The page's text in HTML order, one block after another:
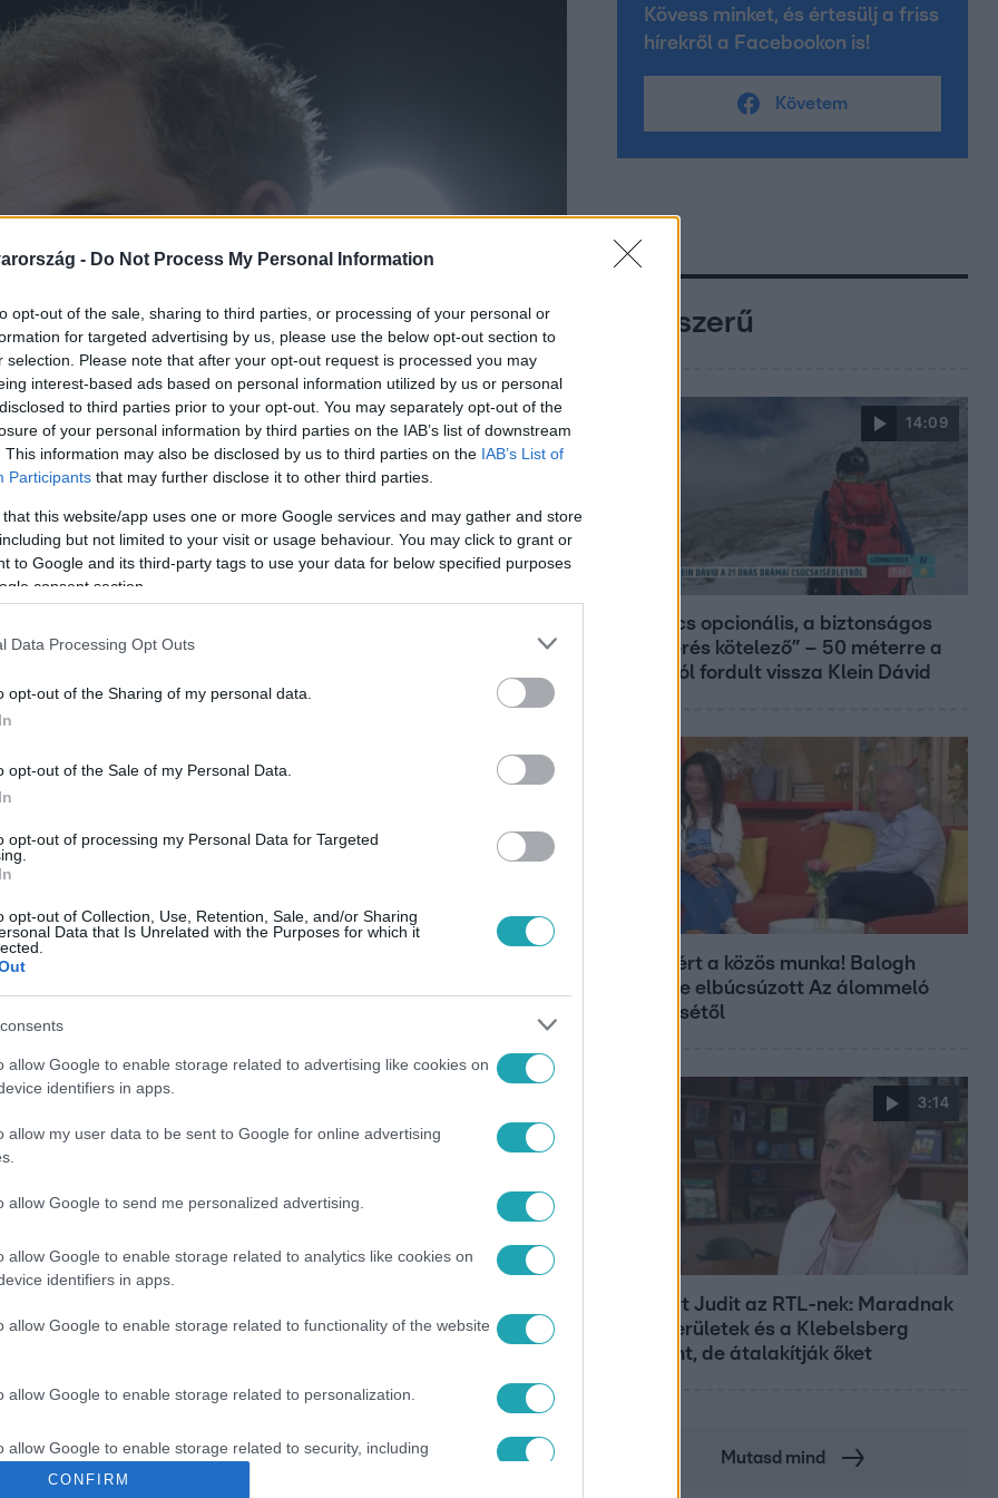
- Do Not Process My Personal Information
opt-out of the sale, sharing to third parties, or processing of your personal or
for targeted advertising by us, please use the below opt-out section to
selection. Please note that after your opt-out request is processed you may
interest-based ads based on personal information utilized by us or personal
to third parties prior to your opt-out. You may separately opt-out of the
of your personal information by third parties on the IAB’s list of downstream
This information may also be disclosed by us to third parties on the IAB’s List of
Participants that may further disclose it to other third parties.
that this website/app uses one or more Google services and may gather and store
but not limited to your visit or usage behaviour. You may click to grant or
to Google and its third-party tags to use your data for below specified purposes
consent section.
Data Processing Opt Outs
opt-out of the Sharing of my personal data.
opt-out of the Sale of my Personal Data.
opt-out of processing my Personal Data for Targeted
opt-out of Collection, Use, Retention, Sale, and/or Sharing
Data that Is Unrelated with the Purposes for which it
allow Google to enable storage related to advertising like cookies on
identifiers in apps.
allow my user data to be sent to Google for online advertising
allow Google to send me personalized advertising.
allow Google to enable storage related to analytics like cookies on
identifiers in apps.
allow Google to enable storage related to functionality of the website
allow Google to enable storage related to personalization.
allow Google to enable storage related to security, including
functionality and fraud prevention, and other user protection.
CONFIRM
adott interjúban arról is
hajlandóságot a megbékélésre.
legyen a Google-találatokban!
#KÖNYV # SPARE #MEGHAN MARKLE
Kövess minket, és értesülj a friss
hírekről a Facebookon is!
Követem
Népszerű
14:09
„A csúcs opcionális, a biztonságos
hazatérés kötelező” – 50 méterre a
csúcstól fordult vissza Klein Dávid
Véget ért a közös munka! Balogh
Levente elbúcsúzott Az álommeló
győztesétől
3:14
Lannert Judit az RTL-nek: Maradnak
a tankerületek és a Klebelsberg
Központ, de átalakítják őket
Mutasd mind